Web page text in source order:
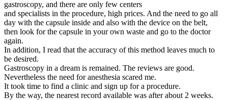
gastroscopy, and there are only few centers
and specialists in the procedure, high prices. And the need to go all
day with the capsule inside and also with the device on the belt,
then look for the capsule in your own waste and go to the doctor
again.
In addition, I read that the accuracy of this method leaves much to
be desired.
Gastroscopy in a dream is remained. The reviews are good.
Nevertheless the need for anesthesia scared me.
It took time to find a clinic and sign up for a procedure.
By the way, the nearest record available was after about 2 weeks.